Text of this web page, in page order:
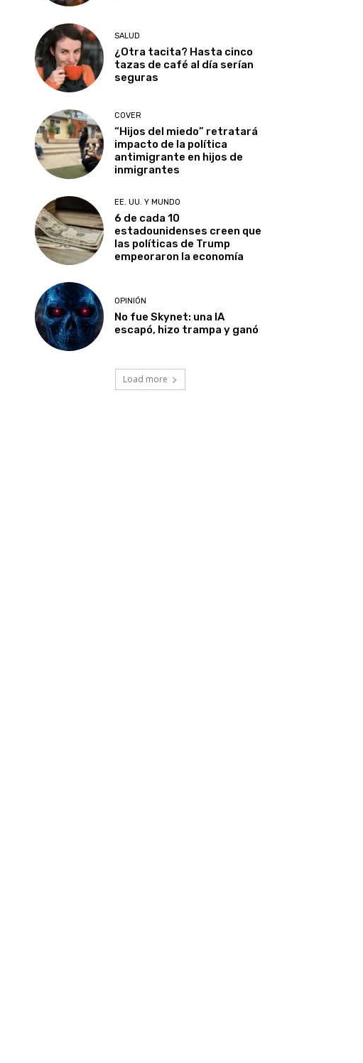
SALUD
¿Otra tacita? Hasta cinco
tazas de café al día serían
seguras
COVER
“Hijos del miedo” retratará
impacto de la política
antimigrante en hijos de
inmigrantes
EE. UU. Y MUNDO
6 de cada 10
estadounidenses creen que
las políticas de Trump
empeoraron la economía
OPINIÓN
No fue Skynet: una IA
escapó, hizo trampa y ganó
Load more